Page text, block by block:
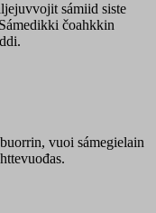
sámiid siste
čoahkkin
vuoi sámegielain